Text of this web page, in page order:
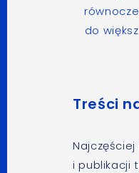
do
Treści
i publikacji